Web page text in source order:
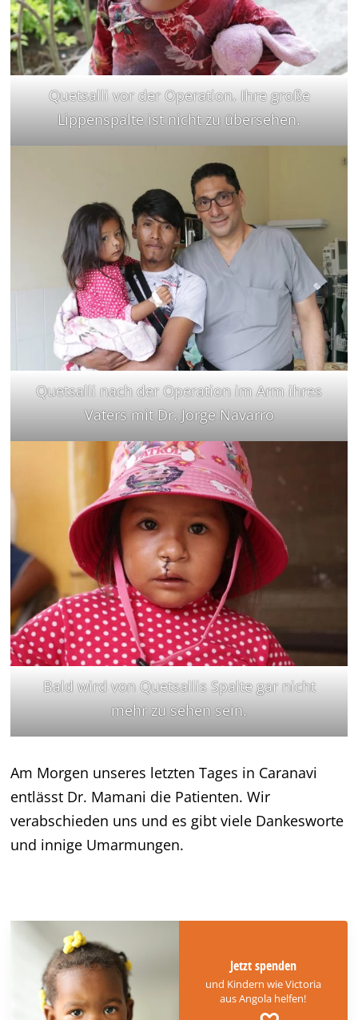
Quetsalli vor der Operation. Ihre große
Lippenspalte ist nicht zu übersehen.
Quetsalli nach der Operation im Arm ihres
Vaters mit Dr. Jorge Navarro
Bald wird von Quetsallis Spalte gar nicht
mehr zu sehen sein.
Am Morgen unseres letzten Tages in Caranavi
entlässt Dr. Mamani die Patienten. Wir
verabschieden uns und es gibt viele Dankesworte
und innige Umarmungen.
Jetzt spenden
und Kindern wie Victoria
aus Angola helfen!